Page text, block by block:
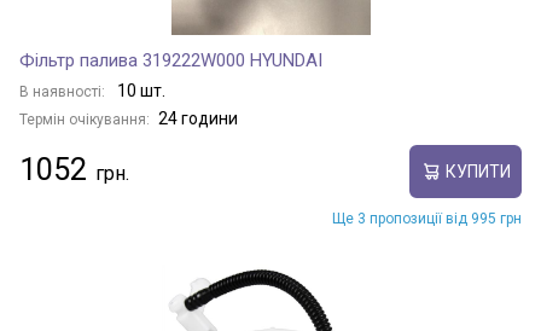
Фільтр палива 319222W000 HYUNDAI
В наявності: 10 шт.
Термін очікування: 24 години
1052 КУПИТИ
Ще 3 пропозиції від 995 грн